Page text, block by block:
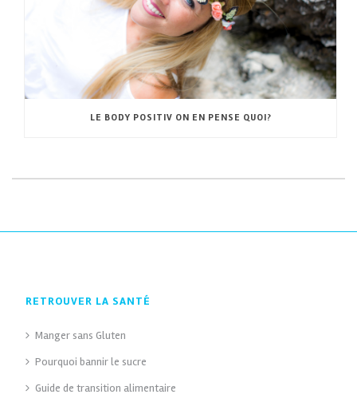
LE BODY POSITIV ON EN PENSE QUOI?
RETROUVER LA SANTÉ
Manger sans Gluten
Pourquoi bannir le sucre
Guide de transition alimentaire